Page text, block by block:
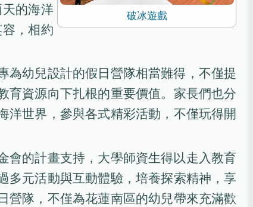
破冰遊戲
的海洋
，相約
為幼兒設計的假日營隊相當難得，不僅提
育資源向下扎根的重要價值。家長們也分
洋世界，參與各式精彩活動，不僅玩得開
會的計畫支持，大學師資生得以走入教育
多元活動與互動體驗，培養探索精神，享
營隊，不僅為花蓮南區的幼兒帶來充滿歡